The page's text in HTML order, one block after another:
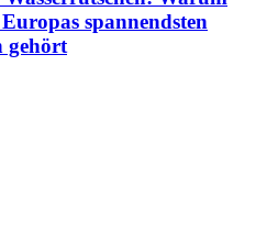
spannendsten
gehört